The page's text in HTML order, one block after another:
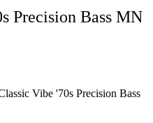
Precision Bass MN
Vibe '70s Precision Bass